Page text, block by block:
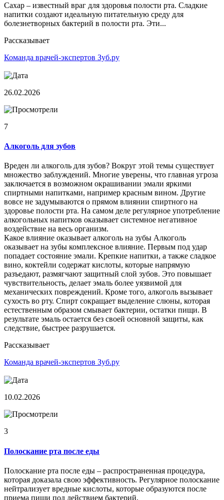
Сахар – известный враг для здоровья полости рта. Сладкие
напитки создают идеальную питательную среду для
болезнетворных бактерий в полости рта. Эти...
Рассказывает
Команда врачей-экспертов Зуб.ру
26.02.2026
7
Алкоголь для зубов
Вреден ли алкоголь для зубов? Вокруг этой темы существует
множество заблуждений. Многие уверены, что главная угроза
заключается в возможном окрашивании эмали яркими
спиртными напитками, например красным вином. Другие
вовсе не задумываются о прямом влиянии спиртного на
здоровье полости рта. На самом деле регулярное употребление
алкогольных напитков оказывает системное негативное
воздействие на весь организм.
Какое влияние оказывает алкоголь на зубы Алкоголь
оказывает на зубы комплексное влияние. Первым под удар
попадает состояние эмали. Крепкие напитки, а также сладкое
вино, коктейли содержат кислоты, которые напрямую
разъедают, размягчают защитный слой зубов. Это повышает
чувствительность, делает эмаль более уязвимой для
механических повреждений. Кроме того, алкоголь вызывает
сухость во рту. Спирт сокращает выделение слюны, которая
естественным образом смывает бактерии, остатки пищи. В
результате эмаль остается без своей основной защиты, как
следствие, быстрее разрушается.
Рассказывает
Команда врачей-экспертов Зуб.ру
10.02.2026
3
Полоскание рта после еды
Полоскание рта после еды – распространенная процедура,
которая доказала свою эффективность. Регулярное полоскание
нейтрализует вредные кислоты, которые образуются после
приема пищи под действием бактерий.